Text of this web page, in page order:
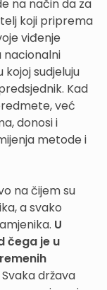
na način da za
koji priprema
viđenje
nacionalni
sudjeluju
Kad
već
donosi i
metode i
na čijem su
a svako
U
čega je u
Svaka država